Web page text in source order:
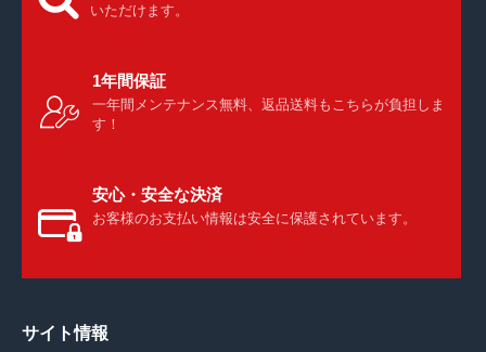
いただけます。
1年間保証
一年間メンテナンス無料、返品送料もこちらが負担しま
す！
安心・安全な決済
お客様のお支払い情報は安全に保護されています。
サイト情報